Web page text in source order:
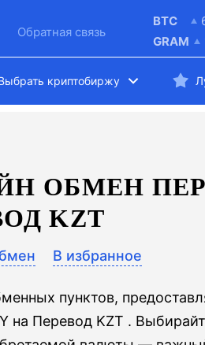
Обратная связь
BTC
GRAM
криптобиржу
ОБМЕН
KZT
В избранное
пунктов,
на Перевод KZT .